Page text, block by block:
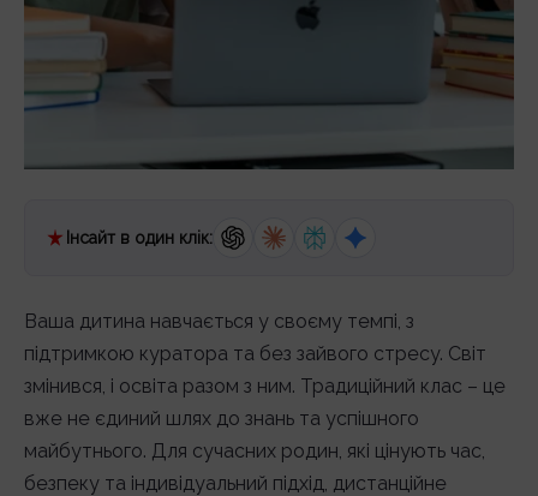
Інсайт в один клік:
Ваша дитина навчається у своєму темпі, з
підтримкою куратора та без зайвого стресу. Світ
змінився, і освіта разом з ним. Традиційний клас – це
вже не єдиний шлях до знань та успішного
майбутнього. Для сучасних родин, які цінують час,
безпеку та індивідуальний підхід, дистанційне